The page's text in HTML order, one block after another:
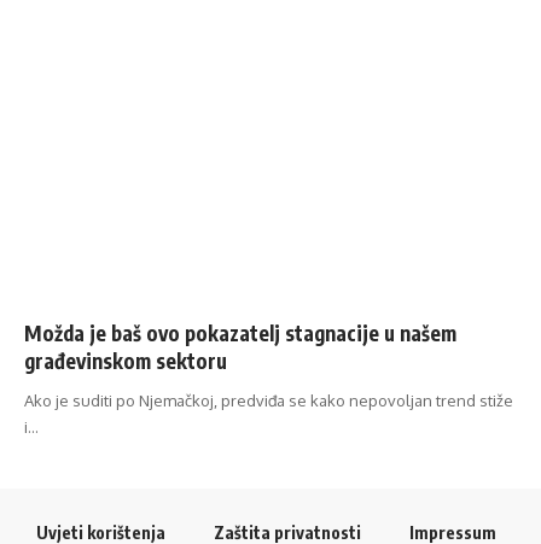
Možda je baš ovo pokazatelj stagnacije u našem
građevinskom sektoru
Ako je suditi po Njemačkoj, predviđa se kako nepovoljan trend stiže
i…
Uvjeti korištenja Zaštita privatnosti Impressum